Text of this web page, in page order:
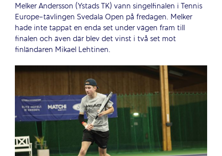
Melker Andersson (Ystads TK) vann singelfinalen i Tennis
Europe-tävlingen Svedala Open på fredagen. Melker
hade inte tappat en enda set under vägen fram till
finalen och även där blev det vinst i två set mot
finländaren Mikael Lehtinen.